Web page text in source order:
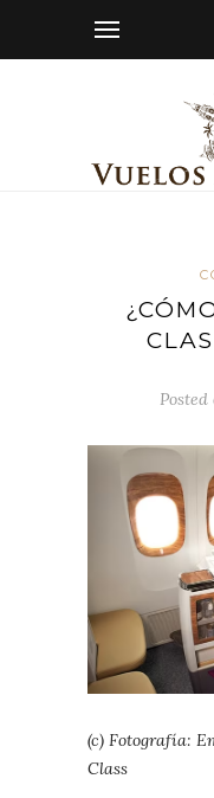
Posted
(c) Fotografía:
Class